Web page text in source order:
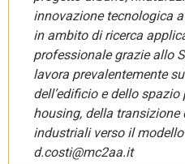
innovazione tecnologica
in ambito di ricerca
professionale grazie allo
lavora prevalentemente
dell’edificio e dello
housing, della
industriali verso il
d.costi@mc2aa.it